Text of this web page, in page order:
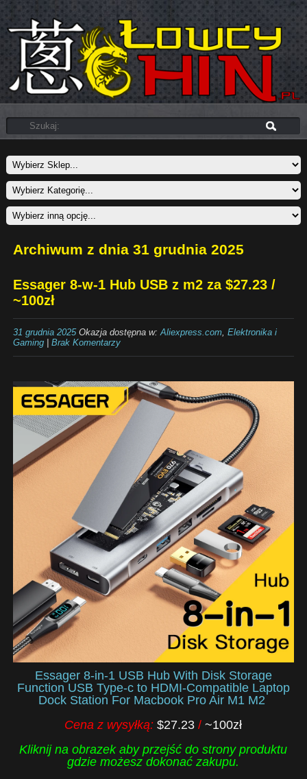
Archiwum z dnia 31 grudnia 2025
Essager 8-w-1 Hub USB z m2 za $27.23 /
~100zł
31 grudnia 2025Okazja dostępna w:Aliexpress.com, Elektronika i
Gaming| Brak Komentarzy
Essager 8-in-1 USB Hub With Disk Storage
Function USB Type-c to HDMI-Compatible Laptop
Dock Station For Macbook Pro Air M1 M2
Cena z wysyłką:$27.23/~100zł
Kliknij na obrazek aby przejść do strony produktu
gdzie możesz dokonać zakupu.